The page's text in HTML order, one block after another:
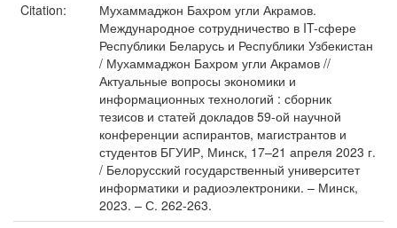
Citation:
Мухаммаджон Бахром угли Акрамов.
Международное сотрудничество в IT-сфере
Республики Беларусь и Республики Узбекистан
/ Мухаммаджон Бахром угли Акрамов //
Актуальные вопросы экономики и
информационных технологий : сборник
тезисов и статей докладов 59-ой научной
конференции аспирантов, магистрантов и
студентов БГУИР, Минск, 17–21 апреля 2023 г.
/ Белорусский государственный университет
информатики и радиоэлектроники. – Минск,
2023. – С. 262-263.